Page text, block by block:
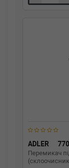
ADLER
Перемикач